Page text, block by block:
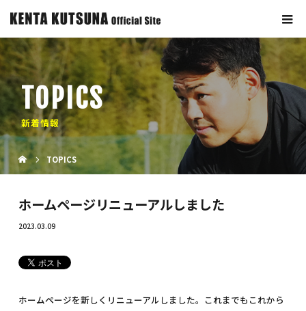
TOPICS
新着情報
TOPICS
ホームページリニューアルしました
2023.03.09
ホームページを新しくリニューアルしました。これまでもこれから